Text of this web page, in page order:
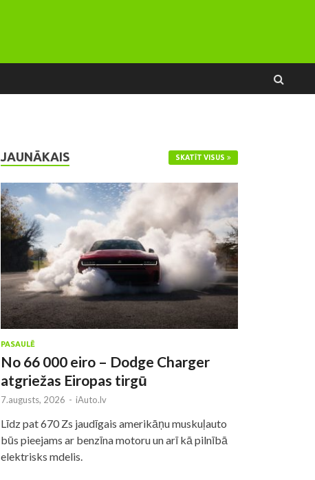
JAUNĀKAIS SKATĪT VISUS
PASAULĒ
No 66 000 eiro – Dodge Charger
atgriežas Eiropas tirgū
7.augusts, 2026 - iAuto.lv
Līdz pat 670 Zs jaudīgais amerikāņu muskuļauto
būs pieejams ar benzīna motoru un arī kā pilnībā
elektrisks mdelis.